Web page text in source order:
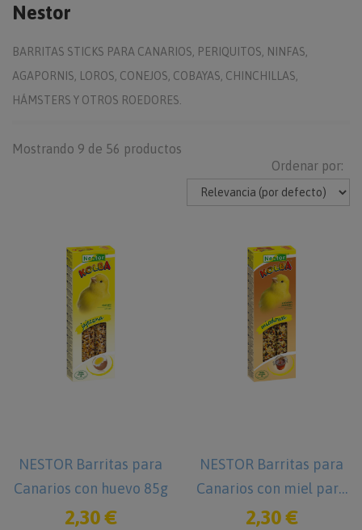
Nestor
BARRITAS STICKS PARA CANARIOS, PERIQUITOS, NINFAS,
AGAPORNIS, LOROS, CONEJOS, COBAYAS, CHINCHILLAS,
HÁMSTERS Y OTROS ROEDORES.
Mostrando 9 de 56 productos
Ordenar por:
NESTOR Barritas para
Canarios con huevo 85g
2,30 €
NESTOR Barritas para
Canarios con miel para
85g
2,30 €